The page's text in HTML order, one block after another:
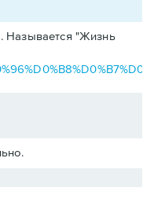
Называется "Жизнь